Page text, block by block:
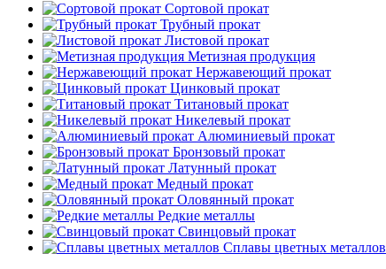
Сортовой прокат
Трубный прокат
Листовой прокат
Метизная продукция
Нержавеющий прокат
Цинковый прокат
Титановый прокат
Никелевый прокат
Алюминиевый прокат
Бронзовый прокат
Латунный прокат
Медный прокат
Оловянный прокат
Редкие металлы
Свинцовый прокат
Сплавы цветных металлов